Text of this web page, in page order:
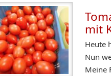
mit
Heute
Nun
Meine